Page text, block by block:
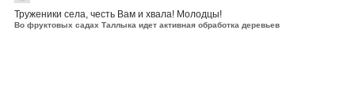
Труженики села, честь Вам и хвала! Молодцы!
Во фруктовых садах Таллыка идет активная обработка деревьев